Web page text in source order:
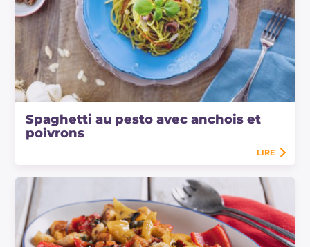
Spaghetti au pesto avec anchois et
poivrons
LIRE